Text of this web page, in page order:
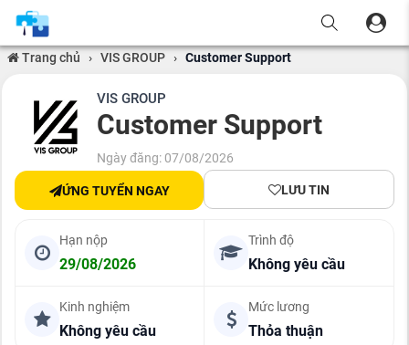
Trang chủ › VIS GROUP › Customer Support
VIS GROUP
Customer Support
Ngày đăng: 07/08/2026
ỨNG TUYỂN NGAY LƯU TIN
Hạn nộp
29/08/2026
Trình độ
Không yêu cầu
Kinh nghiệm
Không yêu cầu
Mức lương
Thỏa thuận